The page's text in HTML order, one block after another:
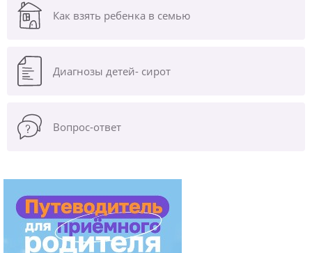
Как взять ребенка в семью
Диагнозы детей- сирот
Вопрос-ответ